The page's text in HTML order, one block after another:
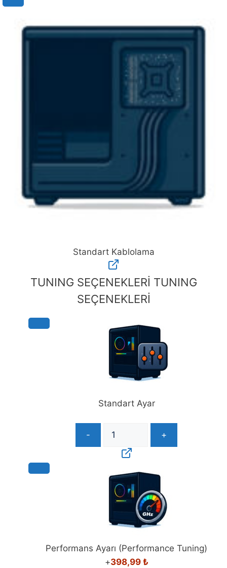
Standart Kablolama
KablolamaTUNING SEÇENEKLERİ TUNING
SEÇENEKLERİ
Standart Ayar
- +
Performans Ayarı (Performance Tuning)
+398,99 ₺